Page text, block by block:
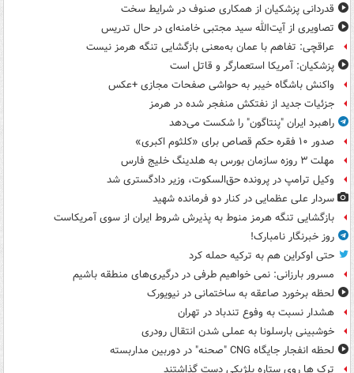
قدردانی پزشکیان از همکاری صنوف در شرایط سخت
تصاویری از آیت‌الله سید مجتبی خامنه‌ای در حال تدریس
عراقچی: تفاهم با عمان به‌معنی بازگشایی تنگه هرمز نیست
پزشکیان: آمریکا استعمارگر و قاتل است
واکنش باشگاه خیبر به حواشی صفحات مجازی +عکس
جزئیات جدید از نفتکش منفجر شده در هرمز
راهبرد ایران "پنتاگون" را شکست می‌دهد
صدور ۱۰ فقره حکم قصاص برای «کلثوم اکبری»
مهلت ۳ روزه سازمان بورس به هلدینگ خلیج فارس
وکیل ترامپ در پرونده حق‌السکوت، وزیر دادگستری شد
سردار علی عظمایی در کنار دو فرمانده شهید
بازگشایی تنگه هرمز منوط به پذیرش شروط ایران از سوی آمریکاست
روز خبرنگار نامبارک!
حتی اوکراین هم به ترکیه حمله کرد
مسرور بارزانی: نمی خواهیم طرفی در درگیری‌های منطقه باشیم
لحظه برخورد صاعقه به ساختمانی در نیویورک
هشدار نسبت به وفوع تندباد در تهران
خوشبینی بارسلونا به عملی شدن انتقال رودری
لحظه انفجار جایگاه CNG "صحنه" در دوربین مداربسته
ترک ها روی ستاره بلژیکی دست گذاشتند